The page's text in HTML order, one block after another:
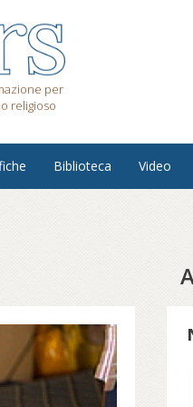
per
religioso
Biblioteca Video